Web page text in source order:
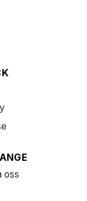
oss